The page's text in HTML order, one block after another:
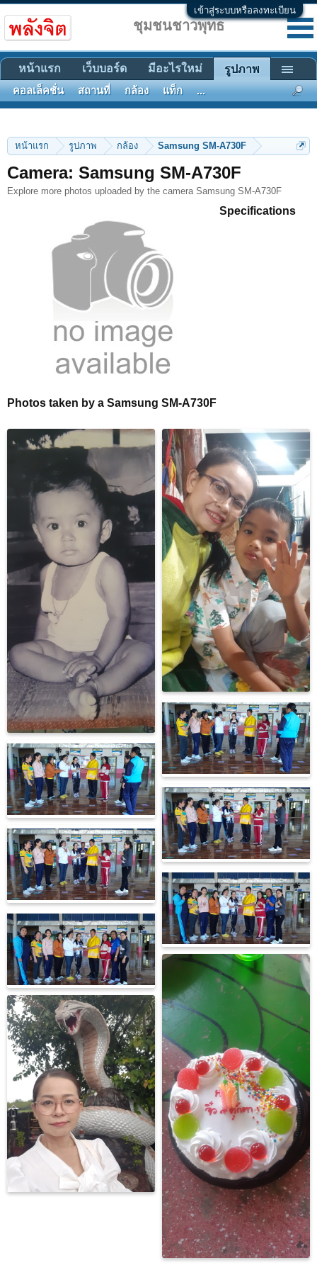
เข้าสู่ระบบหรือลงทะเบียน
หน้าแรก รูปภาพ กล้อง Samsung SM-A730F
Camera: Samsung SM-A730F
Explore more photos uploaded by the camera Samsung SM-A730F
Specifications
Photos taken by a Samsung SM-A730F
ชุมชนชาวพุทธ
หน้าแรก เว็บบอร์ด มีอะไรใหม่ รูปภาพ
คอลเล็คชั่น สถานที่ กล้อง แท็ก ...